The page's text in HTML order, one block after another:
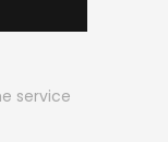
service